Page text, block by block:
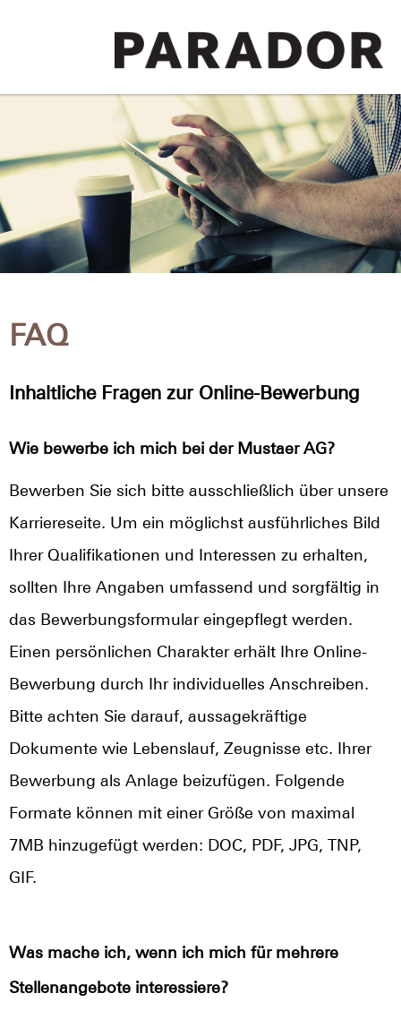
FAQ
Inhaltliche Fragen zur Online-Bewerbung
Wie bewerbe ich mich bei der Mustaer AG?
Bewerben Sie sich bitte ausschließlich über unsere
Karriereseite. Um ein möglichst ausführliches Bild
Ihrer Qualifikationen und Interessen zu erhalten,
sollten Ihre Angaben umfassend und sorgfältig in
das Bewerbungsformular eingepflegt werden.
Einen persönlichen Charakter erhält Ihre Online-
Bewerbung durch Ihr individuelles Anschreiben.
Bitte achten Sie darauf, aussagekräftige
Dokumente wie Lebenslauf, Zeugnisse etc. Ihrer
Bewerbung als Anlage beizufügen. Folgende
Formate können mit einer Größe von maximal
7MB hinzugefügt werden: DOC, PDF, JPG, TNP,
GIF.
Was mache ich, wenn ich mich für mehrere
Stellenangebote interessiere?